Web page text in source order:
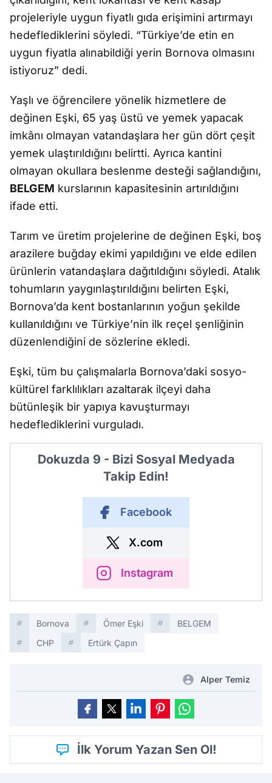
projeleriyle uygun fiyatlı gıda erişimini artırmayı
hedeflediklerini söyledi. “Türkiye’de etin en
uygun fiyatla alınabildiği yerin Bornova olmasını
istiyoruz” dedi.
Yaşlı ve öğrencilere yönelik hizmetlere de
değinen Eşki, 65 yaş üstü ve yemek yapacak
imkânı olmayan vatandaşlara her gün dört çeşit
yemek ulaştırıldığını belirtti. Ayrıca kantini
olmayan okullara beslenme desteği sağlandığını,
BELGEM kurslarının kapasitesinin artırıldığını
ifade etti.
Tarım ve üretim projelerine de değinen Eşki, boş
arazilere buğday ekimi yapıldığını ve elde edilen
ürünlerin vatandaşlara dağıtıldığını söyledi. Atalık
tohumların yaygınlaştırıldığını belirten Eşki,
Bornova’da kent bostanlarının yoğun şekilde
kullanıldığını ve Türkiye’nin ilk reçel şenliğinin
düzenlendiğini de sözlerine ekledi.
Eşki, tüm bu çalışmalarla Bornova’daki sosyo-
kültürel farklılıkları azaltarak ilçeyi daha
bütünleşik bir yapıya kavuşturmayı
hedeflediklerini vurguladı.
Dokuzda 9 - Bizi Sosyal Medyada
Takip Edin!
Facebook
X.com
Instagram
Bornova Ömer Eşki
BELGEM
CHP
Ertürk Çapın
Alper Temiz
İlk Yorum Yazan Sen Ol!